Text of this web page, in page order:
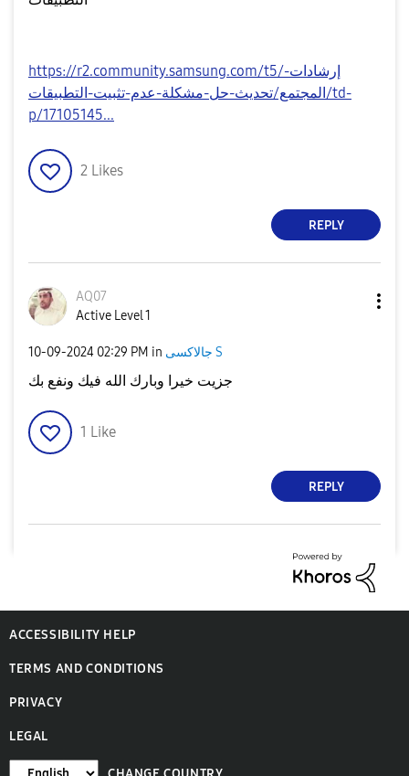
https://r2.community.samsung.com/t5/إرشادات-
المجتمع/تحديث-حل-مشكلة-عدم-تثبيت-التطبيقات/td-
p/17105145...
2 Likes
REPLY
AQ07
Active Level 1
‎10-09-2024 02:29 PM in جالاكسى S
جزيت خيرا وبارك الله فيك ونفع بك
1 Like
REPLY
ACCESSIBILITY HELP
TERMS AND CONDITIONS
PRIVACY
LEGAL